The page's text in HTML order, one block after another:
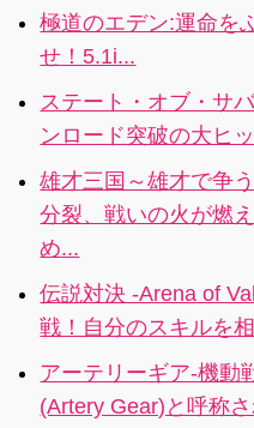
を集めちゃお
うっていうゲ
ームです。
度こ
たい
彼は子犬のよ
うにハッピー
になります。
実験室で2つの
試験管を混ぜ
合わせて化学
の実験をしま
す。とっても
が見られま
す。
極道のエデン:運命を
せ！5.1i...
ステート・オブ・サ
ンロード突破の大ヒ
雄才三国～雄才で争
分裂、戦いの火が燃
め...
伝説対決 -Arena of
戦！自分のスキルを
アーテリーギア-機動
(Artery Gear)と呼称